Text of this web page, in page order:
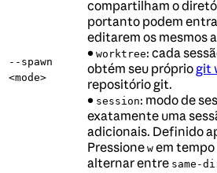
--spawn
<mode>
compartilham o
portanto podem
editarem os mesmos
• worktree: cada
obtém seu próprio git
repositório git.
• session: modo de
exatamente uma
adicionais. Definido
Pressione w em tempo
alternar entre same-